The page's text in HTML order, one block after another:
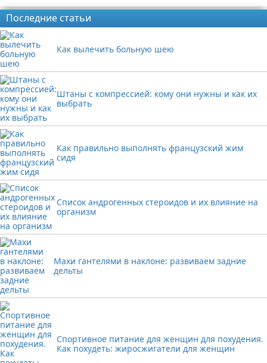
Последние статьи
Как вылечить больную шею
Штаны с компрессией: кому они нужны и как их
выбрать
Как правильно выполнять французский жим
сидя
Список андрогенных стероидов и их влияние на
организм
Махи гантелями в наклоне: развиваем задние
дельты
Спортивное питание для женщин для похудения.
Как похудеть: жиросжигатели для женщин